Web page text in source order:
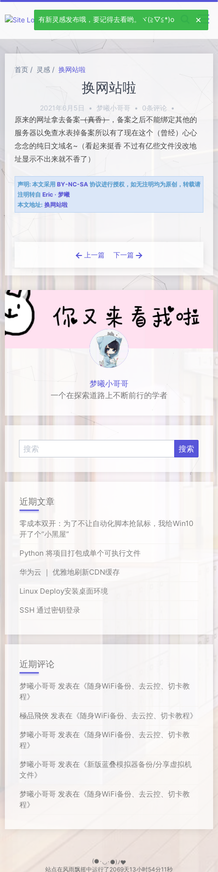
首页 灵感 换网站啦
换网站啦
2021年6月5日 • 梦曦小哥哥 • 0条评论 •
原来的网址拿去备案（真香） ，备案之后不能绑定其他的
服务器以免查水表掉备案所以有了现在这个（曾经）心心
念念的纯日文域名~（看起来挺香 不过有亿些文件没改地
址显示不出来就不香了）
声明: 本文采用 BY-NC-SA 协议进行授权，如无注明均为原创，转载请
注明转自 Eric · 梦曦
本文地址: 换网站啦
上一篇 下一篇
梦曦小哥哥
一个在探索道路上不断前行的学者
近期文章
零成本双开：为了不让自动化脚本抢鼠标，我给Win10
开了个“小黑屋”
Python 将项目打包成单个可执行文件
华为云 ｜ 优雅地刷新CDN缓存
Linux Deploy安装桌面环境
SSH 通过密钥登录
近期评论
梦曦小哥哥 发表在《随身WiFi备份、去云控、切卡教
程》
極品飛俠 发表在《随身WiFi备份、去云控、切卡教程》
梦曦小哥哥 发表在《随身WiFi备份、去云控、切卡教
程》
梦曦小哥哥 发表在《新版蓝叠模拟器备份/分享虚拟机
文件》
梦曦小哥哥 发表在《随身WiFi备份、去云控、切卡教
程》
(●･◡･●)ﾉ♥
站点在风雨飘摇中运行了 2069天13小时54分12秒
有新灵感发布哦，要记得去看哟。ヾ(≧▽≦*)o